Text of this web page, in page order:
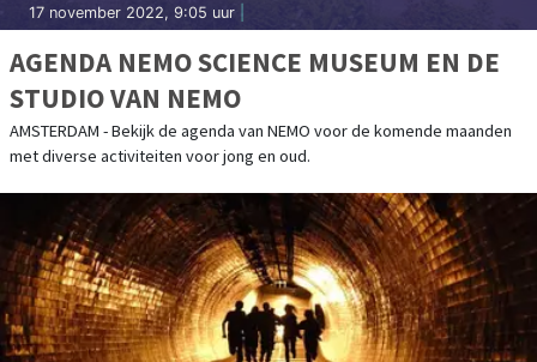
17 november 2022, 9:05 uur
AGENDA NEMO SCIENCE MUSEUM EN DE
STUDIO VAN NEMO
AMSTERDAM - Bekijk de agenda van NEMO voor de komende maanden
met diverse activiteiten voor jong en oud.